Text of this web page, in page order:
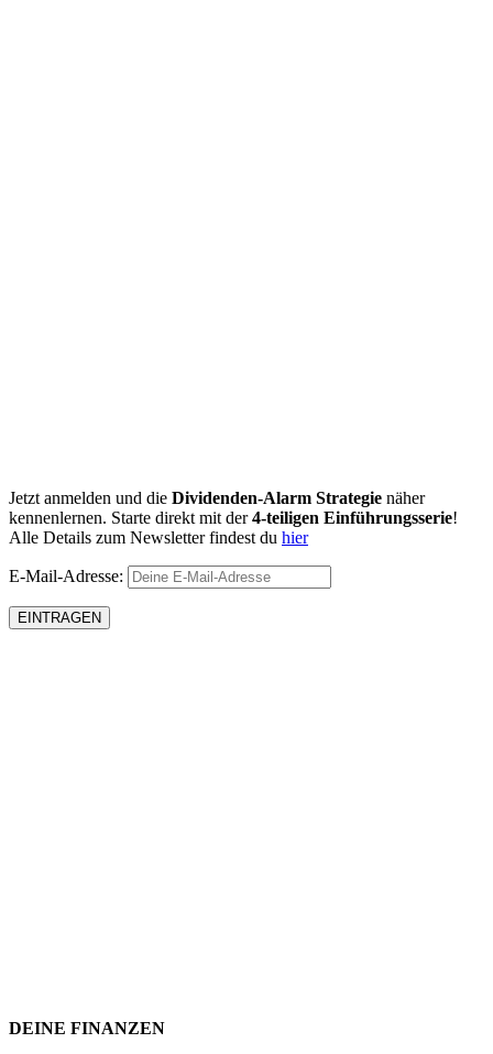
Jetzt anmelden und die Dividenden-Alarm Strategie näher
kennenlernen. Starte direkt mit der4-teiligen Einführungsserie!
Alle Details zum Newsletter findest du hier
E-Mail-Adresse:
DEINE FINANZEN